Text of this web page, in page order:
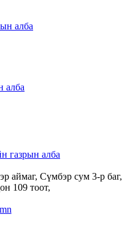
алба
алба
газрын алба
аймаг, Сүмбэр сум 3-р баг,
109 тоот,